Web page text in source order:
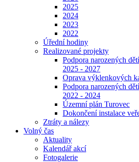
2025
2024
2023
2022
Úřední hodiny
Realizované projekty
Podpora narozených
2025 - 2027
Oprava výklenkových
Podpora narozených
2022 - 2024
Územní plán Turovec
Dokončení instalace
Ztráty a nálezy
Volný čas
Aktuality
Kalendář akcí
Fotogalerie